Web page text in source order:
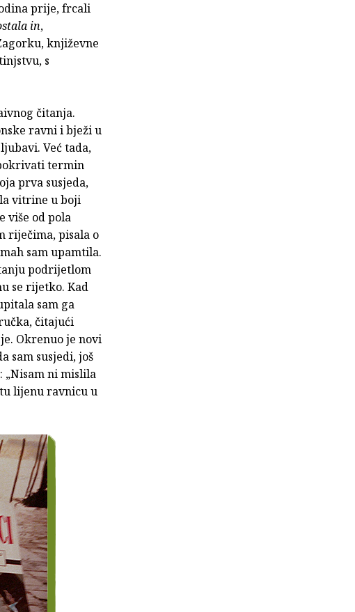
prije, frcali
in,
književne
s
čitanja.
ravni i bježi u
Već tada,
termin
prva susjeda,
vitrine u boji
više od pola
riječima, pisala o
sam upamtila.
podrijetlom
se rijetko. Kad
sam ga
čitajući
Okrenuo je novi
sam susjedi, još
„Nisam ni mislila
lijenu ravnicu u